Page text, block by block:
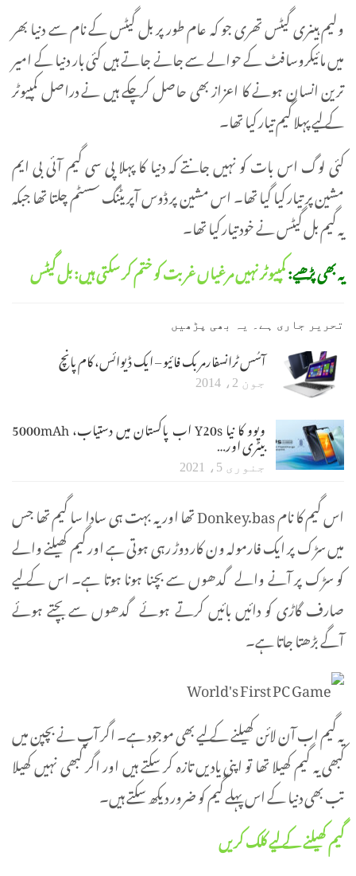
ولیم ہینری گیٹس تھری جو کہ عام طور پر بل گیٹس کے نام سے دنیا بھر
میں مائیکروسافٹ کے حوالے سے جانے جاتے ہیں کئی بار دنیا کے امیر
ترین انسان ہونے کا اعزاز بھی حاصل کر چکے ہیں نے دراصل کمپیوٹر
کے لیے پہلا گیم تیار کیا تھا۔
کئی لوگ اس بات کو نہیں جانتے کہ دنیا کا پہلا پی سی گیم آئی بی ایم
مشین پر تیار کیا گیا تھا۔ اس مشین پر ڈوس آپریٹنگ سسٹم چلتا تھا جبکہ
یہ گیم بل گیٹس نے خود تیار کیا تھا۔
یہ بھی پڑھیے:کمپیوٹر نہیں مرغیاں غربت کو ختم کر سکتی ہیں: بل گیٹس
تحریر جاری ہے۔ یہ بھی پڑھیں
آسُس ٹرانسفارمر بک فائیو – ایک ڈیوائس، کام پانچ
جون 2، 2014
ویوو کا نیا Y20s اب پاکستان میں دستیاب، 5000mAh بیٹری اور…
جنوری 5، 2021
اس گیم کا نام Donkey.bas تھا اور یہ بہت ہی سادا سا گیم تھا جس
میں سڑک پر ایک فارمولہ ون کار دوڑ رہی ہوتی ہے اور گیم کھیلنے والے
کو سڑک پر آنے والے گدھوں سے بچنا ہونا ہوتا ہے۔ اس کے لیے
صارف گاڑی کو دائیں بائیں کرتے ہوئے گدھوں سے بچتے ہوئے
آگے بڑھتا جاتا ہے۔
یہ گیم اب آن لائن کھیلنے کے لیے بھی موجود ہے۔ اگر آپ نے بچپن میں
کبھی یہ گیم کھیلا تھا تو اپنی یادیں تازہ کر سکتے ہیں اور اگر کبھی نہیں کھیلا
تب بھی دنیا کے اس پہلے گیم کو ضرور دیکھ سکتے ہیں۔
گیم کھیلنے کے لیے کلک کریں